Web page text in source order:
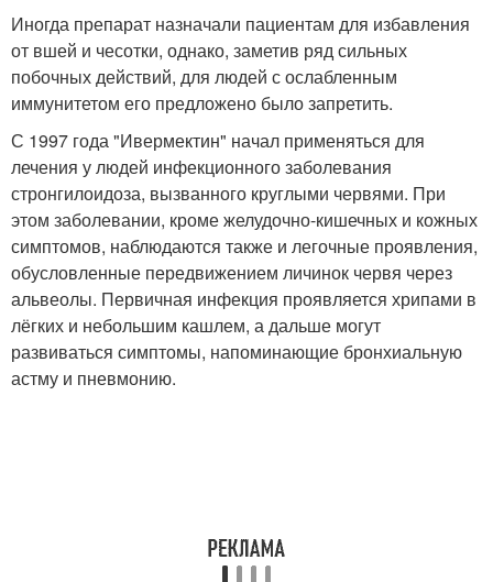
Иногда препарат назначали пациентам для избавления
от вшей и чесотки, однако, заметив ряд сильных
побочных действий, для людей с ослабленным
иммунитетом его предложено было запретить.
С 1997 года "Ивермектин" начал применяться для
лечения у людей инфекционного заболевания
стронгилоидоза, вызванного круглыми червями. При
этом заболевании, кроме желудочно-кишечных и кожных
симптомов, наблюдаются также и легочные проявления,
обусловленные передвижением личинок червя через
альвеолы. Первичная инфекция проявляется хрипами в
лёгких и небольшим кашлем, а дальше могут
развиваться симптомы, напоминающие бронхиальную
астму и пневмонию.